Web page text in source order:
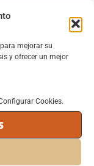
mejorar su
y ofrecer un mejor
Cookies.
en tu gente
hablamos de los
no se
confunde
el negocio para
del talento,